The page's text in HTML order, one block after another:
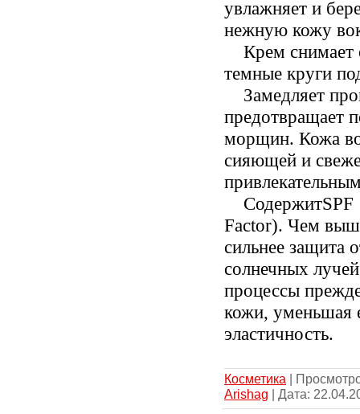
увлажняет и
нежную кожу
Крем снимает
темные круги
Замедляет
предотвращает
морщин. Кожа
сияющей и
СодержитSPF
Factor). Чем
сильнее защита
солнечных
процессы
кожи, уменьшая
эластичность.
Косметика |
Arishag | Дата: